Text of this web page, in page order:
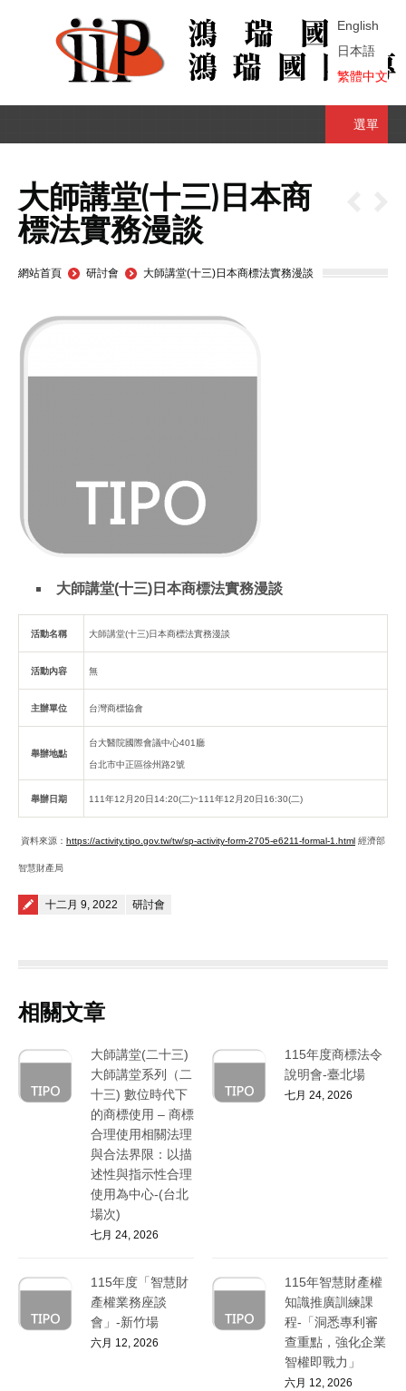
English
日本語
繁體中文
選單
大師講堂(十三)日本商
標法實務漫談
You are here:
網站首頁 研討會 大師講堂(十三)日本商標法實務漫談
大師講堂(十三)日本商標法實務漫談
活動名稱 大師講堂(十三)日本商標法實務漫談
活動內容 無
主辦單位 台灣商標協會
舉辦地點
台大醫院國際會議中心401廳
台北市中正區徐州路2號
舉辦日期 111年12月20日14:20(二)~111年12月20日16:30(二)
資料來源： https://activity.tipo.gov.tw/tw/sp-activity-form-2705-e6211-formal-1.html 經濟部
智慧財產局
Posted on
十二月 9, 2022 研討會
相關文章
大師講堂(二十三)
大師講堂系列（二
十三) 數位時代下
的商標使用 – 商標
合理使用相關法理
與合法界限：以描
述性與指示性合理
使用為中心-(台北
場次)
七月 24, 2026
115年度商標法令
說明會-臺北場
七月 24, 2026
115年度「智慧財
產權業務座談
會」-新竹場
六月 12, 2026
115年智慧財產權
知識推廣訓練課
程-「洞悉專利審
查重點，強化企業
智權即戰力」
六月 12, 2026